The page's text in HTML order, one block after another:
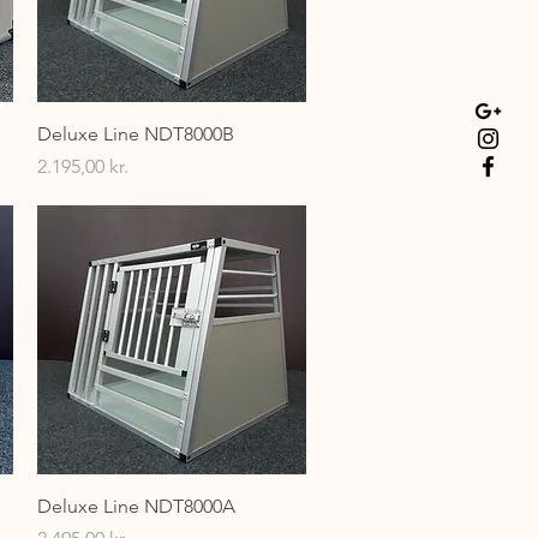
Hurtigvisning
Deluxe Line NDT8000B
Pris
2.195,00 kr.
Hurtigvisning
Deluxe Line NDT8000A